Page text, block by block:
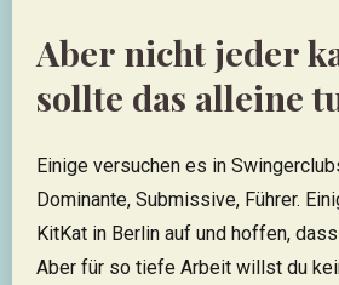
Aber nicht jeder
sollte das alleine
Einige versuchen es in
Dominante, Submissive, Führer.
KitKat in Berlin auf und hoffen,
Aber für so tiefe Arbeit willst du